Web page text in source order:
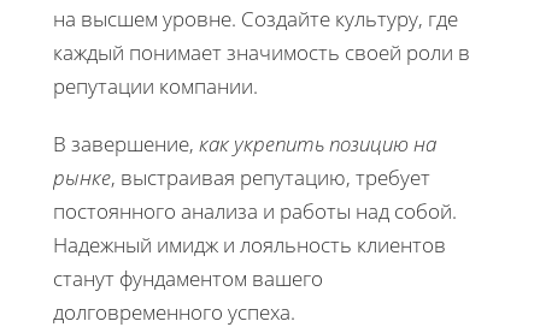
на высшем уровне. Создайте культуру, где
каждый понимает значимость своей роли в
репутации компании.
В завершение, как укрепить позицию на
рынке, выстраивая репутацию, требует
постоянного анализа и работы над собой.
Надежный имидж и лояльность клиентов
станут фундаментом вашего
долговременного успеха.